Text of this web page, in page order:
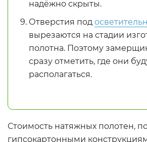
надёжно скрыты.
Отверстия под
вырезаются на стадии
полотна. Поэтому
сразу отметить, где они
располагаться.
Стоимость натяжных полотен,
гипсокартонными